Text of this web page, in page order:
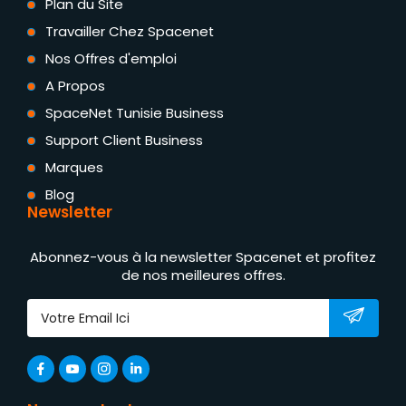
Travailler Chez Spacenet
Nos Offres d'emploi
A Propos
SpaceNet Tunisie Business
Support Client Business
Marques
Blog
Newsletter
Abonnez-vous à la newsletter Spacenet et profitez
de nos meilleures offres.